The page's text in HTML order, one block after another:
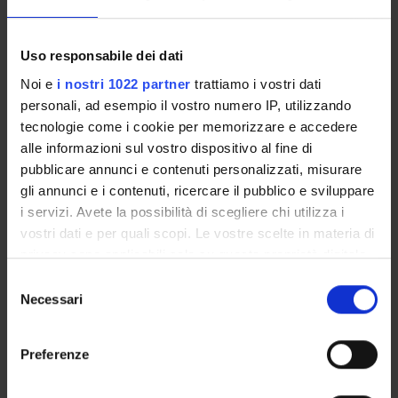
Uso responsabile dei dati
Noi e i nostri 1022 partner trattiamo i vostri dati
personali, ad esempio il vostro numero IP, utilizzando
tecnologie come i cookie per memorizzare e accedere
alle informazioni sul vostro dispositivo al fine di
pubblicare annunci e contenuti personalizzati, misurare
gli annunci e i contenuti, ricercare il pubblico e sviluppare
i servizi. Avete la possibilità di scegliere chi utilizza i
vostri dati e per quali scopi. Le vostre scelte in materia di
privacy sono applicabili solo su questa proprietà digitale
modificare o revocare il proprio consenso in qualsiasi
momento dalla Dichiarazione sui cookie o facendo clic
delNecessari
Preferenze
Lesson timetable
Degree Programme
Exam calendar
Notices
Governing bodies
Faculty staff
STUDYING
COURSES
PHD PROGRAMMES AND POSTGRADUATE
Contacts